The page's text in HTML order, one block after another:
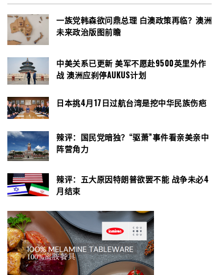
一族党韩森欲问鼎总理 白澳政策再临？澳洲
未来政治版图前瞻
中美关系已更新 美军不愿赴9500英里外作
战 澳洲应刹停AUKUS计划
日本挑4月17日过航台湾是挖中华民族伤疤
辣评：国民党暗独？“驱萧”事件看亲美亲中
阵营角力
辣评：五大原因特朗普欲罢不能 战争未必4
月结束